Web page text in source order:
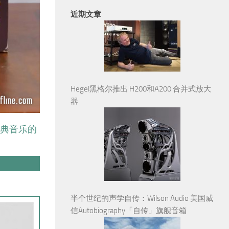
音乐的
近期文章
Hegel黑格尔推出 H200和A200 合并式放大
器
半个世纪的声学自传：Wilson Audio 美国威
信Autobiography「自传」旗舰音箱